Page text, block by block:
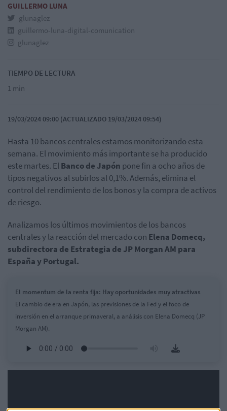
GUILLERMO LUNA
glunaglez
guillermo-luna-digital-comunication
glunaglez
TIEMPO DE LECTURA
1 min
19/03/2024 09:00 (ACTUALIZADO 19/03/2024 09:54)
Hasta 10 bancos centrales estamos monitorizando esta
semana. El movimiento más importante se ha producido
este martes. ElBanco de Japón pone fin a ocho años de
tipos negativos al subirlos al 0,1%. Además, elimina el
control del rendimiento de los bonos y la compra de activos
de riesgo.
Analizamos los últimos movimientos de los bancos
centrales y la reacción del mercado con Elena Domecq,
subdirectora de Estrategia de JP Morgan AM para
España y Portugal.
El momentum de la renta fija: Hay oportunidades muy atractivas
El cambio de era en Japón, las previsiones de la Fed y el foco de
inversión en el arranque primaveral, a análisis con Elena Domecq (JP
Morgan AM).